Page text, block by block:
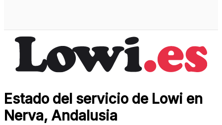
Estado del servicio de Lowi en
Nerva, Andalusia